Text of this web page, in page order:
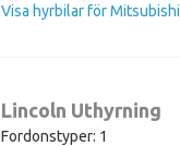
Visa hyrbilar för Mitsubishi
Lincoln Uthyrning
Fordonstyper: 1